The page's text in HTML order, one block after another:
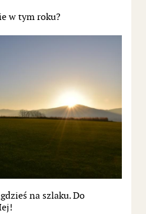
w tym roku?
na szlaku. Do